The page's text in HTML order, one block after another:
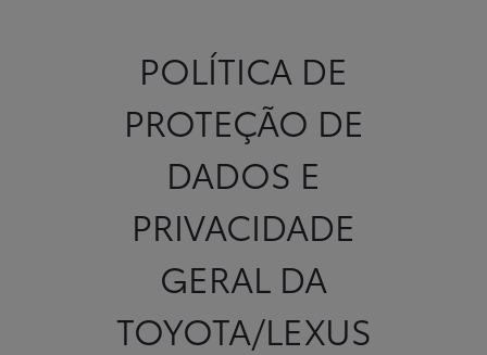
Apoio ao Cliente
Login
Registo
POLÍTICA DE
PROTEÇÃO DE
DADOS E
PRIVACIDADE
GERAL DA
TOYOTA/LEXUS